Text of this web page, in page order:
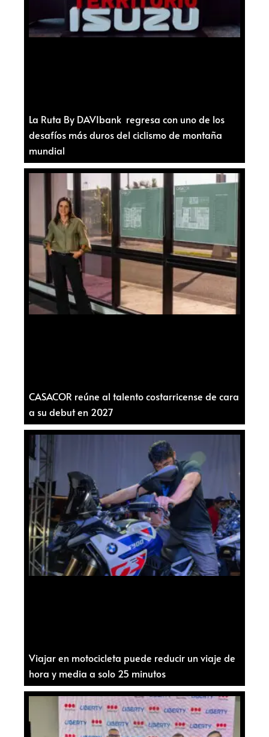
La Ruta By DAVIbank regresa con uno de los
desafíos más duros del ciclismo de montaña
mundial
CASACOR reúne al talento costarricense de cara
a su debut en 2027
Viajar en motocicleta puede reducir un viaje de
hora y media a solo 25 minutos